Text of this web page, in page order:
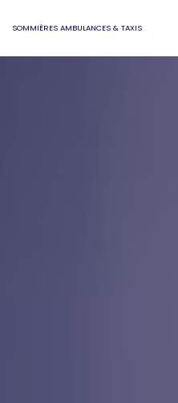
SOMMIÈRES AMBULANCES & TAXIS